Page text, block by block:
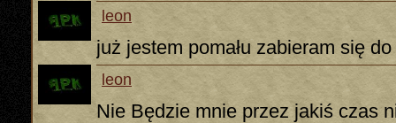
leon
już jestem pomału zabieram się
leon
Nie Będzie mnie przez jakiś czas